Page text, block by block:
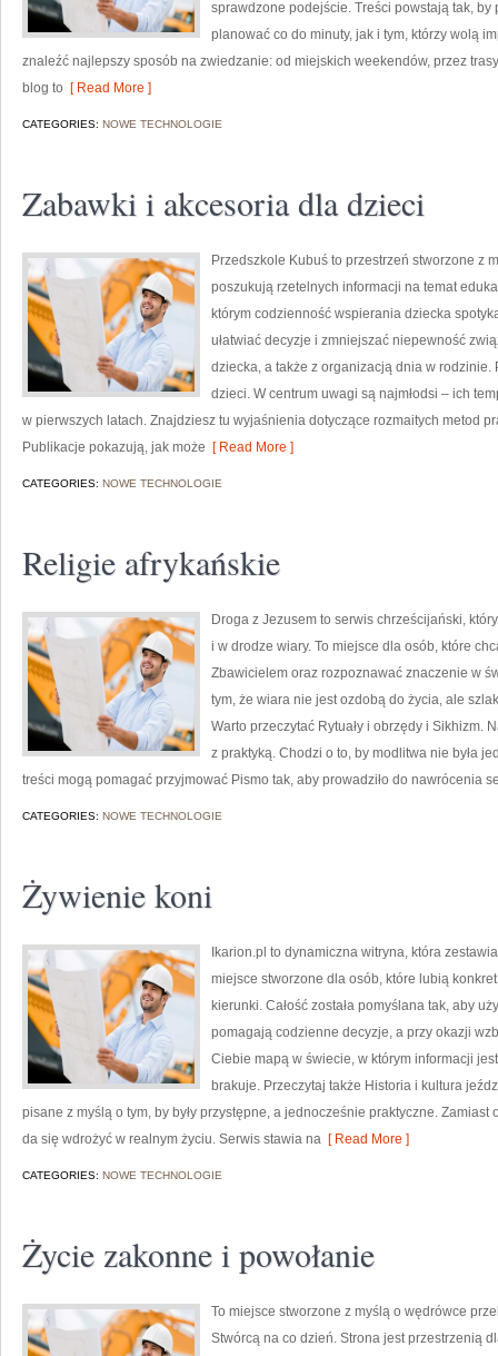
sprawdzone podejście. Treści powstają tak,
planować co do minuty, jak i tym, którzy wolą
znaleźć najlepszy sposób na zwiedzanie: od miejskich weekendów, przez
blog to [ Read More ]
CATEGORIES: NOWE TECHNOLOGIE
Zabawki i akcesoria dla dzieci
Przedszkole Kubuś to przestrzeń stworzone z
poszukują rzetelnych informacji na temat
którym codzienność wspierania dziecka
ułatwiać decyzje i zmniejszać niepewność
dziecka, a także z organizacją dnia w rodzinie.
dzieci. W centrum uwagi są najmłodsi – ich
w pierwszych latach. Znajdziesz tu wyjaśnienia dotyczące rozmaitych metod
Publikacje pokazują, jak może [ Read More ]
CATEGORIES: NOWE TECHNOLOGIE
Religie afrykańskie
Droga z Jezusem to serwis chrześcijański,
i w drodze wiary. To miejsce dla osób, które
Zbawicielem oraz rozpoznawać znaczenie w
tym, że wiara nie jest ozdobą do życia, ale
Warto przeczytać Rytuały i obrzędy i Sikhizm.
z praktyką. Chodzi o to, by modlitwa nie była
treści mogą pomagać przyjmować Pismo tak, aby prowadziło do nawrócenia
CATEGORIES: NOWE TECHNOLOGIE
Żywienie koni
Ikarion.pl to dynamiczna witryna, która
miejsce stworzone dla osób, które lubią
kierunki. Całość została pomyślana tak, aby
pomagają codzienne decyzje, a przy okazji
Ciebie mapą w świecie, w którym informacji
brakuje. Przeczytaj także Historia i kultura
pisane z myślą o tym, by były przystępne, a jednocześnie praktyczne.
da się wdrożyć w realnym życiu. Serwis stawia na [ Read More ]
CATEGORIES: NOWE TECHNOLOGIE
Życie zakonne i powołanie
To miejsce stworzone z myślą o wędrówce
Stwórcą na co dzień. Strona jest przestrzenią